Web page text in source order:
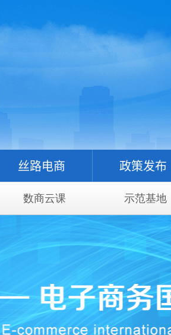
丝路电商 政策发布
数商云课 示范基地